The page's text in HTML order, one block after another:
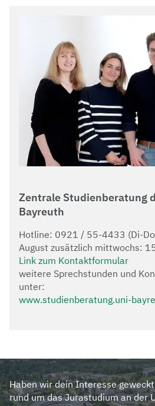
Zentrale Studienberatung
Bayreuth
Hotline: 0921 / 55-4433 (Di-
August zusätzlich mittwochs:
Link zum Kontaktformular
weitere Sprechstunden und
unter:
www.studienberatung.uni-
Haben wir dein Interesse
rund um das Jurastudium an der